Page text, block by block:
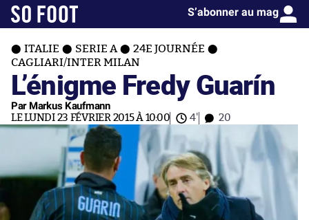
S’abonner au mag
ITALIE SERIE A
24E JOURNÉE
CAGLIARI/INTER MILAN
L’énigme Fredy Guarín
Par Markus Kaufmann
LE LUNDI 23 FÉVRIER 2015 À 10:00 4' 20